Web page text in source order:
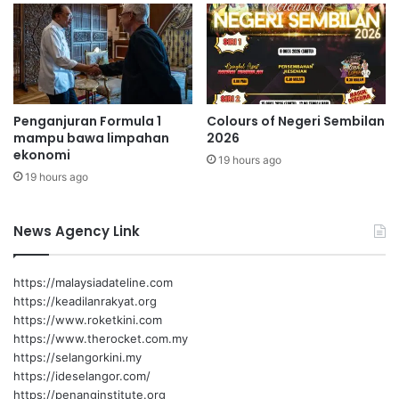
Aminuddin berkata, atas sebab itu Kerajaan Negeri tidak
pernah menganggap pembangunan perumahan sebagai
sekadar projek fizikal, sebaliknya satu amanah yang
memberi kesan secara langsung kepada kehidupan
rakyat.
m
e
n
e
r
u
s
i
s
m
R
O
r
a
k
y
a
t
m
i
l
i
r
u
Penganjuran Formula 1
mampu bawa limpahan
ekonomi
19 hours ago
Colours of Negeri Sembilan
2026
19 hours ago
News Agency Link
https://malaysiadateline.com
https://keadilanrakyat.org
https://www.roketkini.com
https://www.therocket.com.my
https://selangorkini.my
https://ideselangor.com/
https://penanginstitute.org